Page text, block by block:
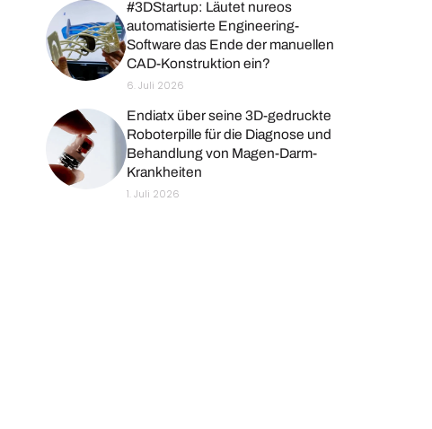
#3DStartup: Läutet nureos
automatisierte Engineering-
Software das Ende der manuellen
CAD-Konstruktion ein?
6. Juli 2026
Endiatx über seine 3D-gedruckte
Roboterpille für die Diagnose und
Behandlung von Magen-Darm-
Krankheiten
1. Juli 2026